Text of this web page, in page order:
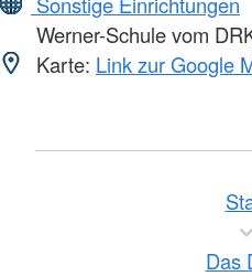
Werner-Schule vom
Karte: Link zur Google
Das